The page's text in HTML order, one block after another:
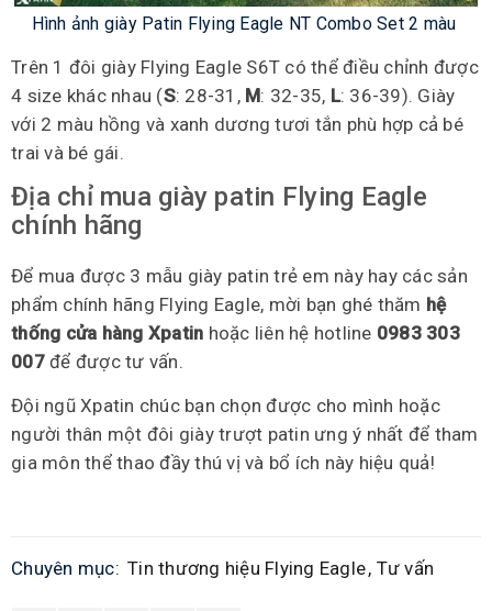
Hình ảnh giày Patin Flying Eagle NT Combo Set 2 màu
Trên 1 đôi giày Flying Eagle S6T có thể điều chỉnh được
4 size khác nhau (S: 28-31, M: 32-35, L: 36-39). Giày
với 2 màu hồng và xanh dương tươi tắn phù hợp cả bé
trai và bé gái.
Địa chỉ mua giày patin Flying Eagle
chính hãng
Để mua được 3 mẫu giày patin trẻ em này hay các sản
phẩm chính hãng Flying Eagle, mời bạn ghé thăm hệ
thống cửa hàng Xpatin hoặc liên hệ hotline 0983 303
007để được tư vấn.
Đội ngũ Xpatin chúc bạn chọn được cho mình hoặc
người thân một đôi giày trượt patin ưng ý nhất để tham
gia môn thể thao đầy thú vị và bổ ích này hiệu quả!
Chuyên mục: Tin thương hiệu Flying Eagle, Tư vấn